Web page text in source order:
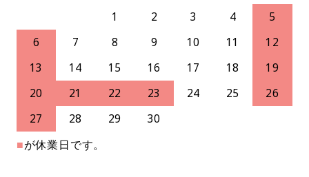
1
2 3 4
5
6
7 8 9 10 11
12
13
14 15 16 17 18
19
20
21 22 23 24 25
26
27
28 29
30
■が休業日です。